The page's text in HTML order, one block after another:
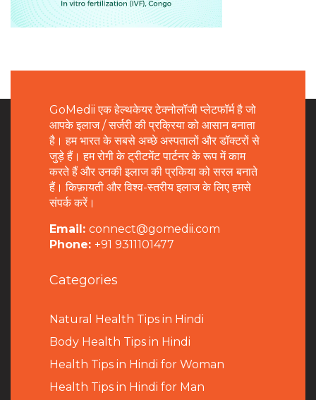
GoMedii एक हेल्थकेयर टेक्नोलॉजी प्लेटफॉर्म है जो
आपके इलाज / सर्जरी की प्रक्रिया को आसान बनाता
है। हम भारत के सबसे अच्छे अस्पतालों और डॉक्टरों से
जुड़े हैं। हम रोगी के ट्रीटमेंट पार्टनर के रूप में काम
करते हैं और उनकी इलाज की प्रकिया को सरल बनाते
हैं। किफ़ायती और विश्व-स्तरीय इलाज के लिए हमसे
संपर्क करें।
Email: connect@gomedii.com
Phone: +91 9311101477
Categories
Natural Health Tips in Hindi
Body Health Tips in Hindi
Health Tips in Hindi for Woman
Health Tips in Hindi for Man